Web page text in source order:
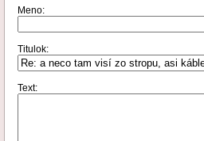
Meno:
Titulok:
Text: